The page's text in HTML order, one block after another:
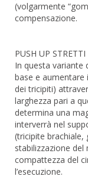
(volgarmente
compensazione.
PUSH UP
In questa variante
base e aumentare
dei tricipiti)
larghezza pari a
determina una
interverrà nel
(tricipite
stabilizzazione
compattezza del
l’esecuzione.